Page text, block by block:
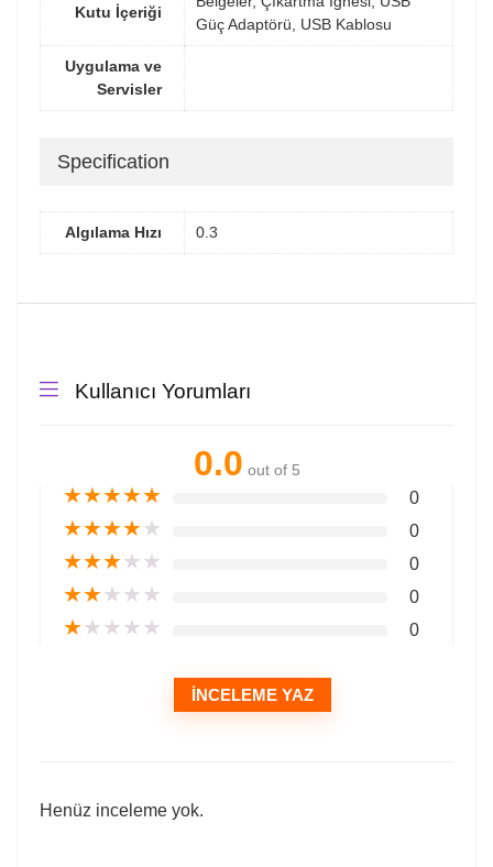
Kutu İçeriği
Güç Adaptörü, USB Kablosu
Uygulama ve
Servisler
Specification
Algılama Hızı 0.3
Kullanıcı Yorumları
0.0 out of 5
★★★★★ 0
★★★★★ 0
★★★★★ 0
★★★★★ 0
★★★★★ 0
İNCELEME YAZ
Henüz inceleme yok.